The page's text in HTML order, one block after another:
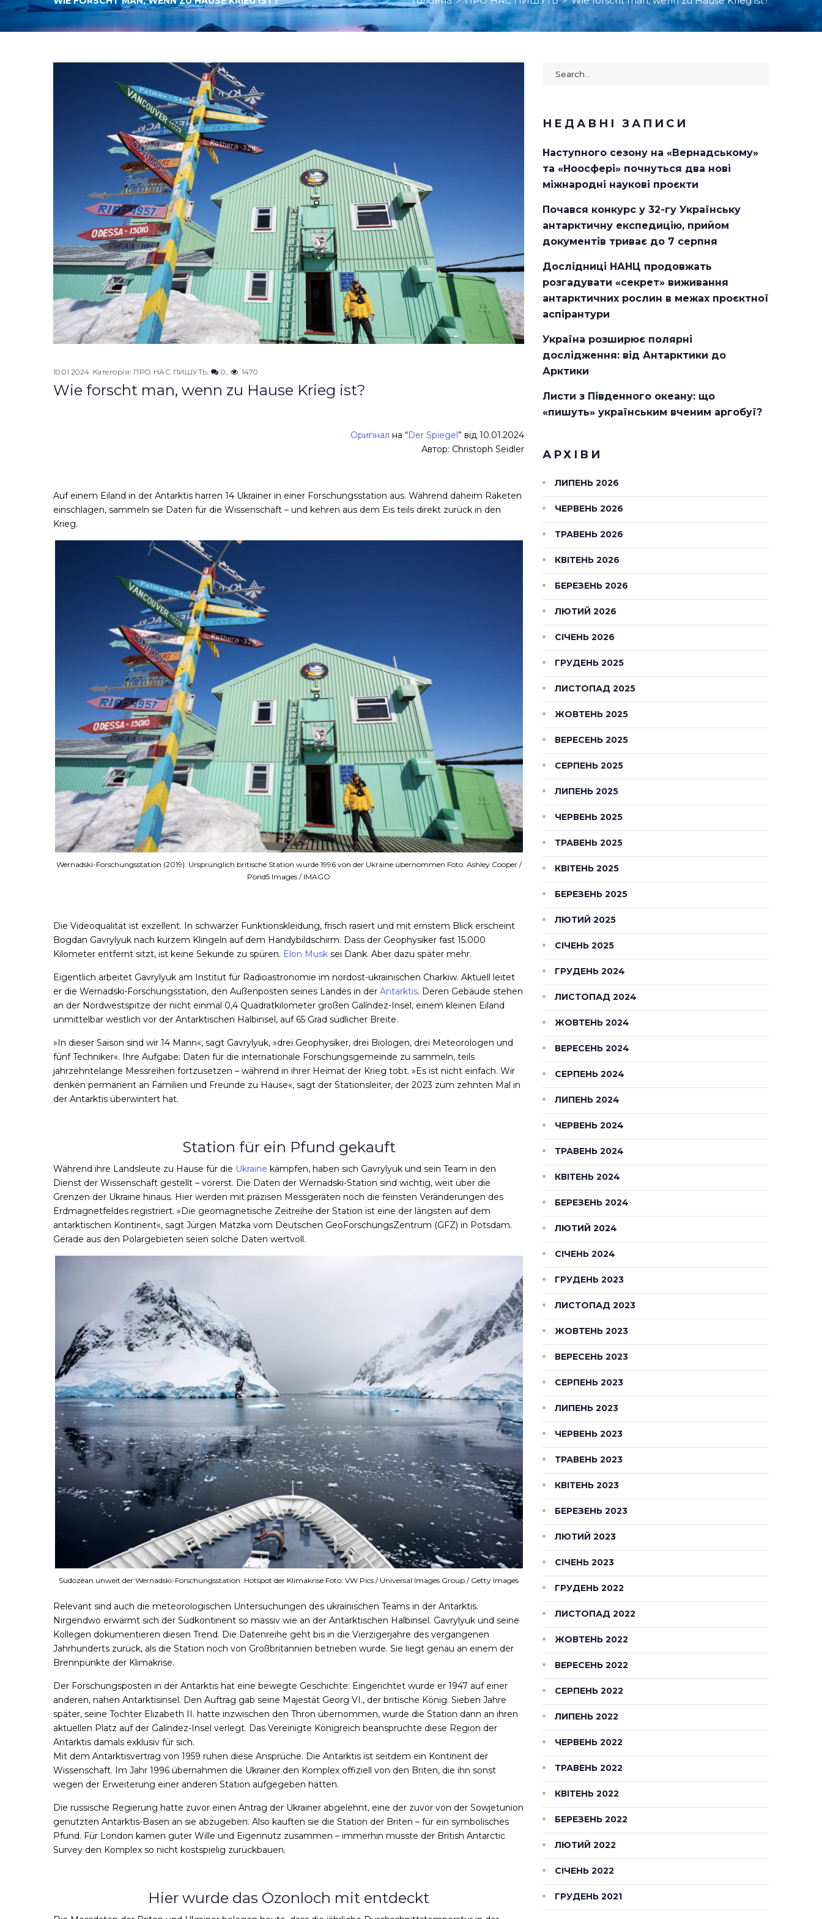
10.01.2024 Категорія: ПРО НАС ПИШУТЬ 0 1470
Wie forscht man, wenn zu Hause Krieg ist?
Оригінал на “Der Spiegel ” від 10.01.2024
Автор: Christoph Seidler
Auf einem Eiland in der Antarktis harren 14 Ukrainer in einer Forschungsstation aus. Während daheim Raketen
einschlagen, sammeln sie Daten für die Wissenschaft – und kehren aus dem Eis teils direkt zurück in den
Krieg.
Wernadski-Forschungsstation (2019): Ursprünglich britische Station wurde 1996 von der Ukraine übernommen Foto: Ashley Cooper /
Pond5 Images / IMAGO
Die Videoqualität ist exzellent. In schwarzer Funktionskleidung, frisch rasiert und mit ernstem Blick erscheint
Bogdan Gavrylyuk nach kurzem Klingeln auf dem Handybildschirm. Dass der Geophysiker fast 15.000
Kilometer entfernt sitzt, ist keine Sekunde zu spüren. Elon Musk sei Dank. Aber dazu später mehr.
Eigentlich arbeitet Gavrylyuk am Institut für Radioastronomie im nordost-ukrainischen Charkiw. Aktuell leitet
er die Wernadski-Forschungsstation, den Außenposten seines Landes in der Antarktis. Deren Gebäude stehen
an der Nordwestspitze der nicht einmal 0,4 Quadratkilometer großen Galíndez-Insel, einem kleinen Eiland
unmittelbar westlich vor der Antarktischen Halbinsel, auf 65 Grad südlicher Breite.
»In dieser Saison sind wir 14 Mann«, sagt Gavrylyuk, »drei Geophysiker, drei Biologen, drei Meteorologen und
fünf Techniker«. Ihre Aufgabe: Daten für die internationale Forschungsgemeinde zu sammeln, teils
jahrzehntelange Messreihen fortzusetzen – während in ihrer Heimat der Krieg tobt. »Es ist nicht einfach. Wir
denken permanent an Familien und Freunde zu Hause«, sagt der Stationsleiter, der 2023 zum zehnten Mal in
der Antarktis überwintert hat.
Station für ein Pfund gekauft
Während ihre Landsleute zu Hause für die Ukraine kämpfen, haben sich Gavrylyuk und sein Team in den
Dienst der Wissenschaft gestellt – vorerst. Die Daten der Wernadski-Station sind wichtig, weit über die
Grenzen der Ukraine hinaus. Hier werden mit präzisen Messgeräten noch die feinsten Veränderungen des
Erdmagnetfeldes registriert. »Die geomagnetische Zeitreihe der Station ist eine der längsten auf dem
antarktischen Kontinent«, sagt Jürgen Matzka vom Deutschen GeoForschungsZentrum (GFZ) in Potsdam.
Gerade aus den Polargebieten seien solche Daten wertvoll.
Südozean unweit der Wernadski-Forschungsstation: Hotspot der Klimakrise Foto: VW Pics / Universal Images Group / Getty Images
Relevant sind auch die meteorologischen Untersuchungen des ukrainischen Teams in der Antarktis.
Nirgendwo erwärmt sich der Südkontinent so massiv wie an der Antarktischen Halbinsel. Gavrylyuk und seine
Kollegen dokumentieren diesen Trend. Die Datenreihe geht bis in die Vierzigerjahre des vergangenen
Jahrhunderts zurück, als die Station noch von Großbritannien betrieben wurde. Sie liegt genau an einem der
Brennpunkte der Klimakrise.
Der Forschungsposten in der Antarktis hat eine bewegte Geschichte: Eingerichtet wurde er 1947 auf einer
anderen, nahen Antarktisinsel. Den Auftrag gab seine Majestät Georg VI., der britische König. Sieben Jahre
später, seine Tochter Elizabeth II. hatte inzwischen den Thron übernommen, wurde die Station dann an ihren
aktuellen Platz auf der Galíndez-Insel verlegt. Das Vereinigte Königreich beanspruchte diese Region der
Antarktis damals exklusiv für sich.
Mit dem Antarktisvertrag von 1959 ruhen diese Ansprüche. Die Antarktis ist seitdem ein Kontinent der
Wissenschaft. Im Jahr 1996 übernahmen die Ukrainer den Komplex offiziell von den Briten, die ihn sonst
wegen der Erweiterung einer anderen Station aufgegeben hätten.
Die russische Regierung hatte zuvor einen Antrag der Ukrainer abgelehnt, eine der zuvor von der Sowjetunion
genutzten Antarktis-Basen an sie abzugeben. Also kauften sie die Station der Briten – für ein symbolisches
Pfund. Für London kamen guter Wille und Eigennutz zusammen – immerhin musste der British Antarctic
Survey den Komplex so nicht kostspielig zurückbauen.
Hier wurde das Ozonloch mit entdeckt
Search
НЕДАВНІ ЗАПИСИ
Наступного сезону на «Вернадському»
та «Ноосфері» почнуться два нові
міжнародні наукові проєкти
Почався конкурс у 32-гу Українську
антарктичну експедицію, прийом
документів триває до 7 серпня
Дослідниці НАНЦ продовжать
розгадувати «секрет» виживання
антарктичних рослин в межах проєктної
аспірантури
Україна розширює полярні
дослідження: від Антарктики до
Арктики
Листи з Південного океану: що
«пишуть» українським вченим аргобуї?
АРХІВИ
ЛИПЕНЬ 2026
ЧЕРВЕНЬ 2026
ТРАВЕНЬ 2026
КВІТЕНЬ 2026
БЕРЕЗЕНЬ 2026
ЛЮТИЙ 2026
СІЧЕНЬ 2026
ГРУДЕНЬ 2025
ЛИСТОПАД 2025
ЖОВТЕНЬ 2025
ВЕРЕСЕНЬ 2025
СЕРПЕНЬ 2025
ЛИПЕНЬ 2025
ЧЕРВЕНЬ 2025
ТРАВЕНЬ 2025
КВІТЕНЬ 2025
БЕРЕЗЕНЬ 2025
ЛЮТИЙ 2025
СІЧЕНЬ 2025
ГРУДЕНЬ 2024
ЛИСТОПАД 2024
ЖОВТЕНЬ 2024
ВЕРЕСЕНЬ 2024
СЕРПЕНЬ 2024
ЛИПЕНЬ 2024
ЧЕРВЕНЬ 2024
ТРАВЕНЬ 2024
КВІТЕНЬ 2024
БЕРЕЗЕНЬ 2024
ЛЮТИЙ 2024
СІЧЕНЬ 2024
ГРУДЕНЬ 2023
ЛИСТОПАД 2023
ЖОВТЕНЬ 2023
ВЕРЕСЕНЬ 2023
СЕРПЕНЬ 2023
ЛИПЕНЬ 2023
ЧЕРВЕНЬ 2023
ТРАВЕНЬ 2023
КВІТЕНЬ 2023
БЕРЕЗЕНЬ 2023
ЛЮТИЙ 2023
СІЧЕНЬ 2023
ГРУДЕНЬ 2022
ЛИСТОПАД 2022
ЖОВТЕНЬ 2022
ВЕРЕСЕНЬ 2022
СЕРПЕНЬ 2022
ЛИПЕНЬ 2022
ЧЕРВЕНЬ 2022
ТРАВЕНЬ 2022
КВІТЕНЬ 2022
БЕРЕЗЕНЬ 2022
ЛЮТИЙ 2022
СІЧЕНЬ 2022
ГРУДЕНЬ 2021